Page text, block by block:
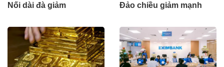
Nối dài đà giảm
Đảo chiều giảm mạnh